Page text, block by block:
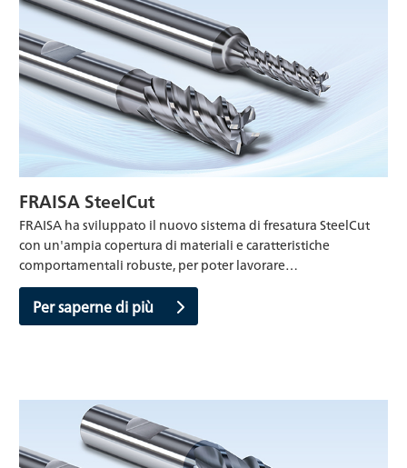
FRAISA SteelCut
FRAISA ha sviluppato il nuovo sistema di fresatura SteelCut
con un'ampia copertura di materiali e caratteristiche
comportamentali robuste, per poter lavorare…
Per saperne di più